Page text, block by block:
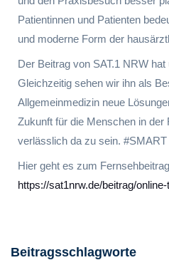
Patientinnen und Patienten
und moderne Form der
Der Beitrag von SAT.1 NRW
Gleichzeitig sehen wir ihn als
Allgemeinmedizin neue
Zukunft für die Menschen in der
verlässlich da zu sein. #SMART
Hier geht es zum
https://sat1nrw.de/beitrag/
Beitragsschlagworte